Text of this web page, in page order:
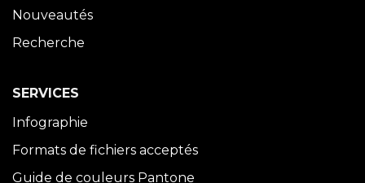
Nouveautés
Recherche
SERVICES
Infographie
Formats de fichiers acceptés
Guide de couleurs Pantone